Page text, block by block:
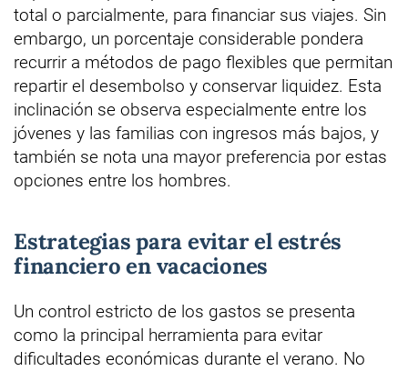
total o parcialmente, para financiar sus viajes. Sin
embargo, un porcentaje considerable pondera
recurrir a métodos de pago flexibles que permitan
repartir el desembolso y conservar liquidez. Esta
inclinación se observa especialmente entre los
jóvenes y las familias con ingresos más bajos, y
también se nota una mayor preferencia por estas
opciones entre los hombres.
Estrategias para evitar el estrés
financiero en vacaciones
Un control estricto de los gastos se presenta
como la principal herramienta para evitar
dificultades económicas durante el verano. No